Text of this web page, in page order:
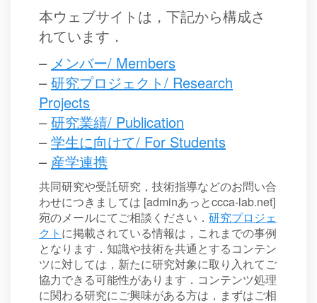
本ウェブサイトは，下記から構成さ
れています．
– メンバー/ Members
– 研究プロジェクト/ Research
Projects
– 研究業績/ Publication
– 学生に向けて/ For Students
– 産学連携
共同研究や受託研究，技術指導などのお問い合
わせにつきましては [adminあっとccca-lab.net]
宛のメールにてご相談ください． 研究プロジェ
クト に掲載されている情報は，これまでの事例
となります．知識や技術を共通とするコンテン
ツに対しては，新たに研究対象に取り入れてご
協力できる可能性があります．コンテンツ処理
に関わる研究にご興味がある方は，まずはご相